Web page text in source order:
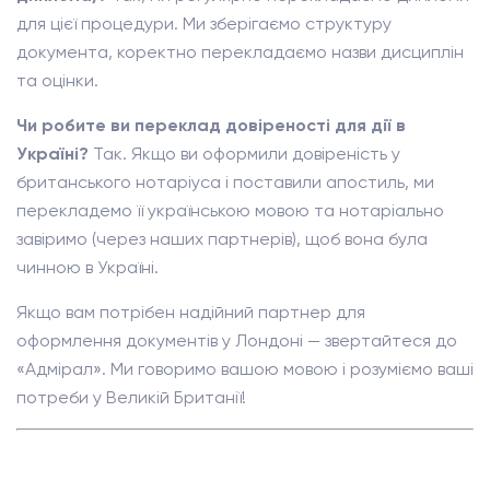
для цієї процедури. Ми зберігаємо структуру
документа, коректно перекладаємо назви дисциплін
та оцінки.
Чи робите ви переклад довіреності для дії в
Україні? Так. Якщо ви оформили довіреність у
британського нотаріуса і поставили апостиль, ми
перекладемо її українською мовою та нотаріально
завіримо (через наших партнерів), щоб вона була
чинною в Україні.
Якщо вам потрібен надійний партнер для
оформлення документів у Лондоні — звертайтеся до
«Адмірал». Ми говоримо вашою мовою і розуміємо ваші
потреби у Великій Британії!